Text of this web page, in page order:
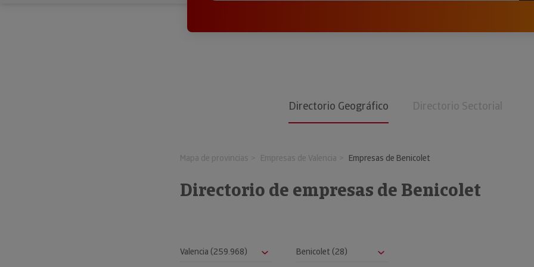
Directorio Geográfico Directorio Sectorial
Mapa de provincias Empresas de Valencia Empresas de Benicolet
Directorio de empresas de Benicolet